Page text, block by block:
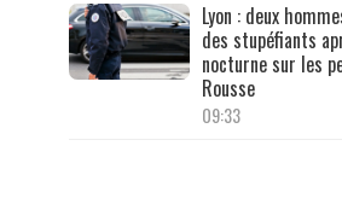
Lyon : deux
des stupéfiants
nocturne sur les
Rousse
09:33